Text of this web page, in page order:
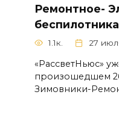
Ремонтное-
беспилотника
1.1к. 27
«РассветНьюс»
произошедшем
Зимовники-